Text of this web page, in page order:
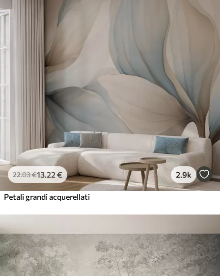
22.03€13.22 € 2.9k
Petali grandi acquerellati